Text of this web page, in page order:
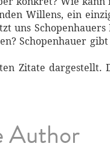
Willens, ein
uns
Schopenhauer
Zitate dargestellt.
Author